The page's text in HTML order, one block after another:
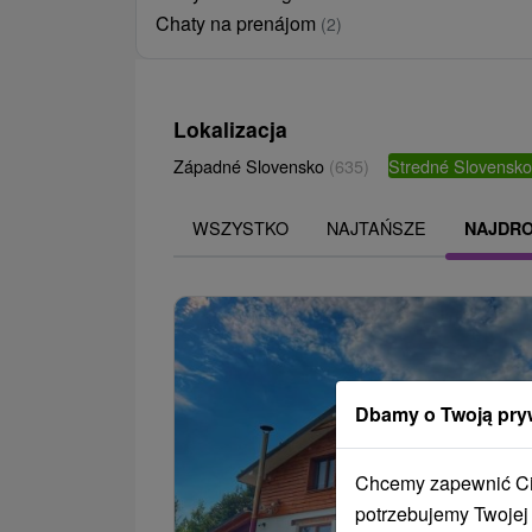
Chaty na prenájom (2)
Lokalizacja
Západné Slovensko (635) Stredné Slovensko
WSZYSTKO NAJTAŃSZE
Dbamy o Twoją
Chcemy zapewnić
potrzebujemy